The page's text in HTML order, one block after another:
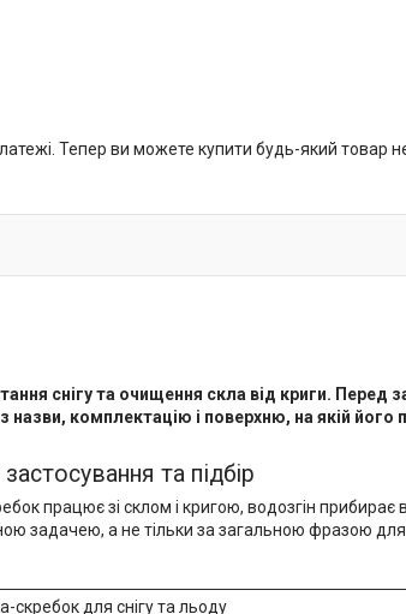
Тепер ви можете купити будь-який товар
снігу та очищення скла від криги. Перед
назви, комплектацію і поверхню, на якій його
та підбір
працює зі склом і кригою, водозгін прибирає
задачею, а не тільки за загальною фразою для
скребок для снігу та льоду